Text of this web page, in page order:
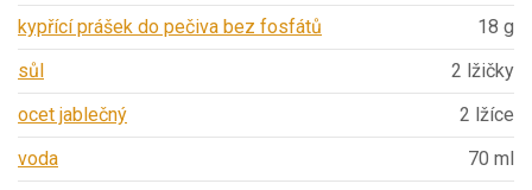
kypřící prášek do pečiva bez fosfátů
18 g
sůl
2 lžičky
ocet jablečný
2 lžíce
voda
70 ml